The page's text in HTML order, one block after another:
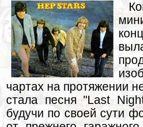
чартах на протяжении
стала песня "Last
будучи по своей сути